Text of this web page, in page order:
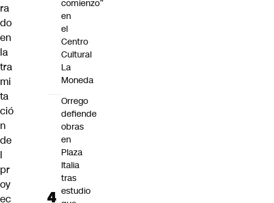
ra
do
en
la
tra
mi
ta
ció
n
de
l
pr
oy
ec
comienzo”
en
el
Centro
Cultural
La
Moneda
Orrego
defiende
obras
en
Plaza
Italia
tras
estudio